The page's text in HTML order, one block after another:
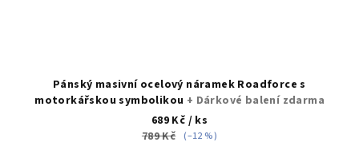
Pánský masivní ocelový náramek Roadforce s
motorkářskou symbolikou + Dárkové balení zdarma
689 Kč / ks
789 Kč (–12 %)